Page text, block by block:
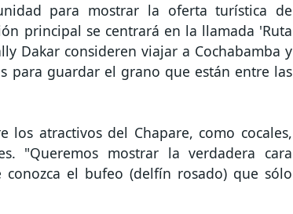
para mostrar la oferta turística de
principal se centrará en la llamada 'Ruta
Dakar consideren viajar a Cochabamba y
para guardar el grano que están entre las
atractivos del Chapare, como cocales,
"Queremos mostrar la verdadera cara
el bufeo (delfín rosado) que sólo